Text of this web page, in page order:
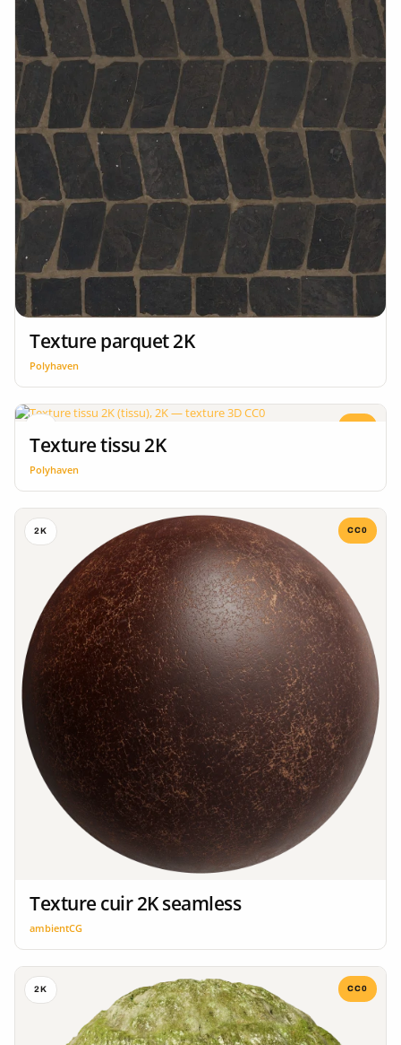
Texture parquet 2K
Polyhaven
Texture tissu 2K
Polyhaven
2K CC0
Texture cuir 2K seamless
ambientCG
2K CC0